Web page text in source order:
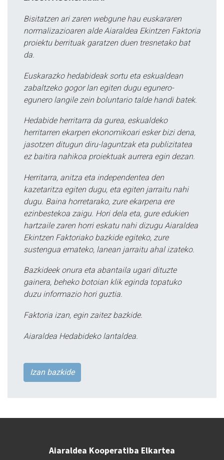
Bisitatzen ari zaren webgune hau euskararen
normalizazioaren alde Aiaraldea Ekintzen Faktoria
proiektu berrituak garatzen duen tresnetako bat
da.
Euskarazko hedabideak sortu eta eskualdean
zabaltzeko gogor lan egiten dugu egunero-
egunero langile zein boluntario talde handi batek.
Hedabide herritarra da gurea, eskualdeko
herritarren ekarpen ekonomikoari esker bizi dena,
jasotzen ditugun diru-laguntzak eta publizitatea
ez baitira nahikoa proiektuak aurrera egin dezan.
Herritarra, anitza eta independentea den
kazetaritza egiten dugu, eta egiten jarraitu nahi
dugu. Baina horretarako, zure ekarpena ere
ezinbestekoa zaigu. Hori dela eta, gure edukien
hartzaile zaren horri eskatu nahi dizugu Aiaraldea
Ekintzen Faktoriako bazkide egiteko, zure
sustengua emateko, lanean jarraitu ahal izateko.
Bazkideek onura eta abantaila ugari dituzte
gainera, beheko botoian klik eginda topatuko
duzu informazio hori guztia.
Faktoria izan, egin zaitez bazkide.
Aiaraldea Hedabideko lantaldea.
Izan bazkide
Aiaraldea Kooperatiba Elkartea